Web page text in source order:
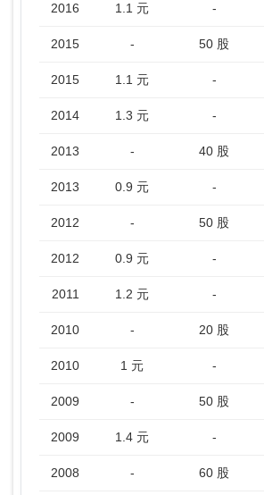
2016 1.1 元 -
2015 - 50 股
2015 1.1 元 -
2014 1.3 元 -
2013 - 40 股
2013 0.9 元 -
2012 - 50 股
2012 0.9 元 -
2011 1.2 元 -
2010 - 20 股
2010 1 元 -
2009 - 50 股
2009 1.4 元 -
2008 - 60 股